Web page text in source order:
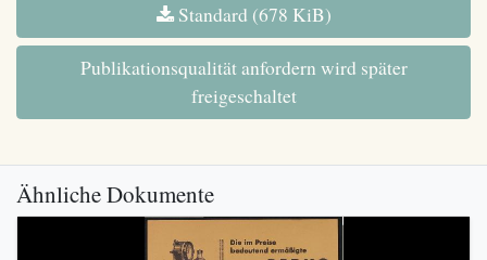
Standard (678 KiB)
Publikationsqualität anfordern wird später
freigeschaltet
Ähnliche Dokumente